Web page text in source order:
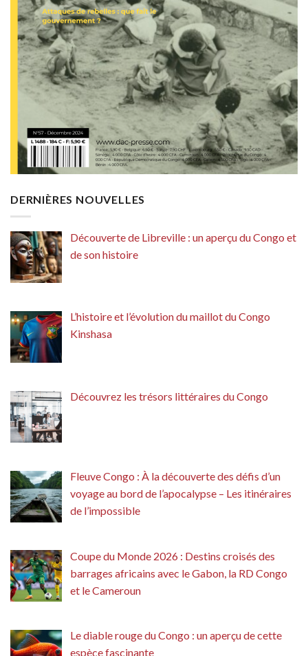
DERNIÈRES NOUVELLES
Découverte de Libreville : un aperçu du Congo et
de son histoire
L’histoire et l’évolution du maillot du Congo
Kinshasa
Découvrez les trésors littéraires du Congo
Fleuve Congo : À la découverte des défis d’un
voyage au bord de l’apocalypse – Les itinéraires
de l’impossible
Coupe du Monde 2026 : Destins croisés des
barrages africains avec le Gabon, la RD Congo
et le Cameroun
Le diable rouge du Congo : un aperçu de cette
espèce fascinante